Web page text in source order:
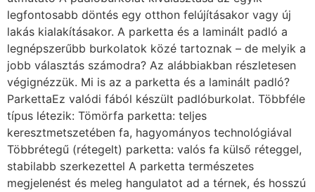
legfontosabb döntés egy otthon felújításakor vagy új
lakás kialakításakor. A parketta és a laminált padló a
legnépszerűbb burkolatok közé tartoznak – de melyik a
jobb választás számodra? Az alábbiakban részletesen
végignézzük. Mi is az a parketta és a laminált padló?
ParkettaEz valódi fából készült padlóburkolat. Többféle
típus létezik: Tömörfa parketta: teljes
keresztmetszetében fa, hagyományos technológiával
Többrétegű (rétegelt) parketta: valós fa külső réteggel,
stabilabb szerkezettel A parketta természetes
megjelenést és meleg hangulatot ad a térnek, és hosszú